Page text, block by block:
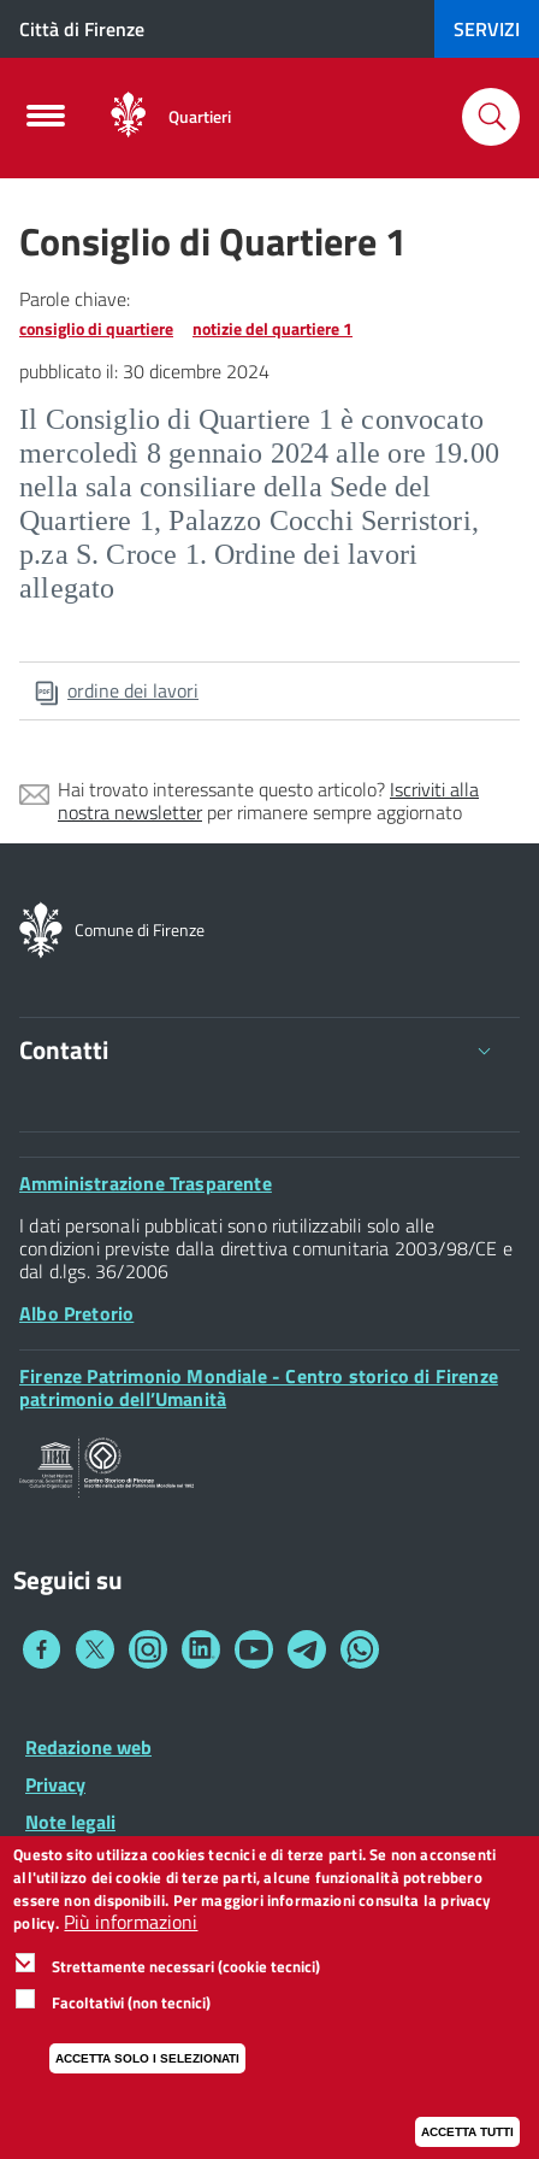
Città di Firenze SERVIZI
Quartieri
Consiglio di Quartiere 1
Parole chiave:
consiglio di quartiere notizie del quartiere 1
pubblicato il: 30 dicembre 2024
Il Consiglio di Quartiere 1 è convocato
mercoledì 8 gennaio 2024 alle ore 19.00
nella sala consiliare della Sede del
Quartiere 1, Palazzo Cocchi Serristori,
p.za S. Croce 1. Ordine dei lavori
allegato
ordine dei lavori
Hai trovato interessante questo articolo? Iscriviti alla
nostra newsletterper rimanere sempre aggiornato
Comune di Firenze
Contatti
Comune di Firenze
Palazzo Vecchio
Piazza della Signoria - 50122, Firenze
P.IVA 01307110484
Posta Elettronica Certificata
Footer
Amministrazione Trasparente
I dati personali pubblicati sono riutilizzabili solo alle
condizioni previste dalla direttiva comunitaria 2003/98/CE e
dal d.lgs. 36/2006
Albo Pretorio
Footer
Widget
Firenze Patrimonio Mondiale - Centro storico di Firenze
patrimonio dell’Umanità
Seguici su
Collegamento
Collegamento
a
Collegamento
a
Collegamento
a
Collegamento
a
Collegamento
a
Collegamento
a
Footer
Widget
Footer
menu
Redazione web
Privacy
Note legali
Dichiarazione di accessibilità
CC BY 3.0 IT
Questo sito utilizza cookies tecnici e di terze parti. Se non acconsenti
all'utilizzo dei cookie di terze parti, alcune funzionalità potrebbero
essere non disponibili. Per maggiori informazioni consulta la privacy
policy. Più informazioni
Strettamente necessari (cookie tecnici)
Facoltativi (non tecnici)
ACCETTA SOLO I SELEZIONATI
ACCETTA TUTTI